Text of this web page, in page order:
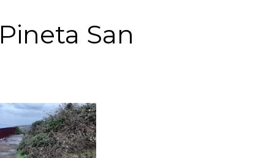
San